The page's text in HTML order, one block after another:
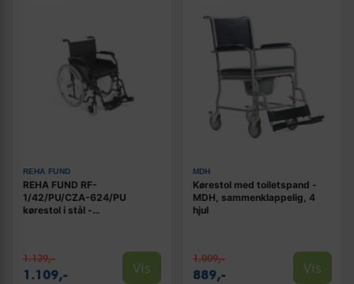
REHA FUND
REHA FUND RF-
1/42/PU/CZA-624/PU
kørestol i stål -
1.139,-
1.109,- Vis
MDH
Kørestol med toiletspand -
MDH, sammenklappelig, 4
hjul
1.009,-
889,- Vis